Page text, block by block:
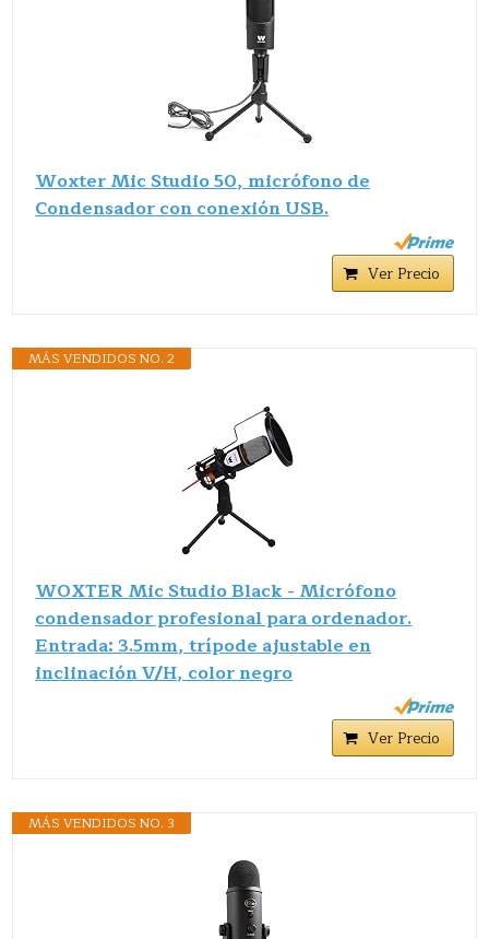
Woxter Mic Studio 50, micrófono de
Condensador con conexión USB.
Ver Precio
MÁS VENDIDOS NO. 2
WOXTER Mic Studio Black - Micrófono
condensador profesional para ordenador.
Entrada: 3.5mm, trípode ajustable en
inclinación V/H, color negro
Ver Precio
MÁS VENDIDOS NO. 3